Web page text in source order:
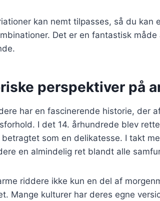
kan nemt tilpasses, så du kan
Det er en fantastisk
perspektiver på
har en fascinerende historie, der
I det 14. århundrede blev
som en delikatesse. I takt
en almindelig ret blandt alle
riddere ikke kun en del af
Mange kulturer har deres egne